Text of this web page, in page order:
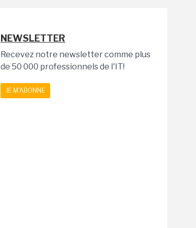
NEWSLETTER
Recevez notre newsletter comme plus
de 50 000 professionnels de l'IT!
JE M'ABONNE